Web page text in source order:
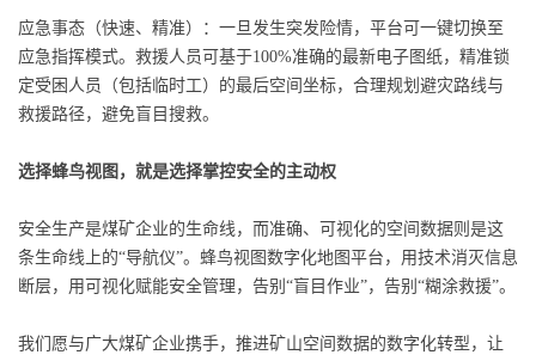
应急事态（快速、精准）：一旦发生突发险情，平台可一键切换至
应急指挥模式。救援人员可基于100%准确的最新电子图纸，精准锁
定受困人员（包括临时工）的最后空间坐标，合理规划避灾路线与
救援路径，避免盲目搜救。
选择蜂鸟视图，就是选择掌控安全的主动权
安全生产是煤矿企业的生命线，而准确、可视化的空间数据则是这
条生命线上的“导航仪”。蜂鸟视图数字化地图平台，用技术消灭信息
断层，用可视化赋能安全管理，告别“盲目作业”，告别“糊涂救援”。
我们愿与广大煤矿企业携手，推进矿山空间数据的数字化转型，让